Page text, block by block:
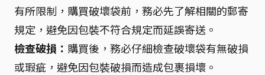
有所限制，購買破壞袋前，務必先了解相關的郵寄
規定，避免因包裝不符合規定而延誤寄送。
檢查破損： 購買後，務必仔細檢查破壞袋有無破損
或瑕疵，避免因包裝破損而造成包裹損壞。